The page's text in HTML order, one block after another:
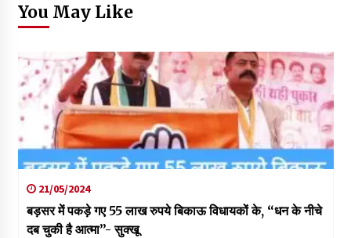
You May Like
21/05/2024
बड़सर में पकड़े गए 55 लाख रुपये बिकाऊ विधायकों के, “धन के नीचे
दब चुकी है आत्मा”- सुक्खू